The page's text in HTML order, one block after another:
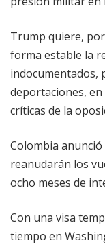
Trump quiere,
forma estable la
indocumentados,
deportaciones,
críticas de la
Colombia anunció
reanudarán los
ocho meses de
Con una visa
tiempo en